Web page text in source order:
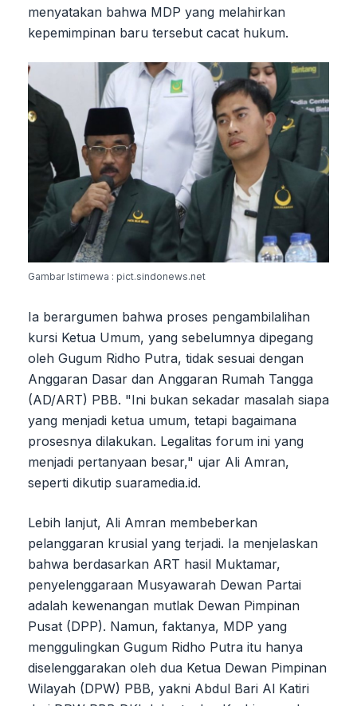
menyatakan bahwa MDP yang melahirkan
kepemimpinan baru tersebut cacat hukum.
Gambar Istimewa : pict.sindonews.net
Ia berargumen bahwa proses pengambilalihan
kursi Ketua Umum, yang sebelumnya dipegang
oleh Gugum Ridho Putra, tidak sesuai dengan
Anggaran Dasar dan Anggaran Rumah Tangga
(AD/ART) PBB. "Ini bukan sekadar masalah siapa
yang menjadi ketua umum, tetapi bagaimana
prosesnya dilakukan. Legalitas forum ini yang
menjadi pertanyaan besar," ujar Ali Amran,
seperti dikutip suaramedia.id.
Lebih lanjut, Ali Amran membeberkan
pelanggaran krusial yang terjadi. Ia menjelaskan
bahwa berdasarkan ART hasil Muktamar,
penyelenggaraan Musyawarah Dewan Partai
adalah kewenangan mutlak Dewan Pimpinan
Pusat (DPP). Namun, faktanya, MDP yang
menggulingkan Gugum Ridho Putra itu hanya
diselenggarakan oleh dua Ketua Dewan Pimpinan
Wilayah (DPW) PBB, yakni Abdul Bari Al Katiri